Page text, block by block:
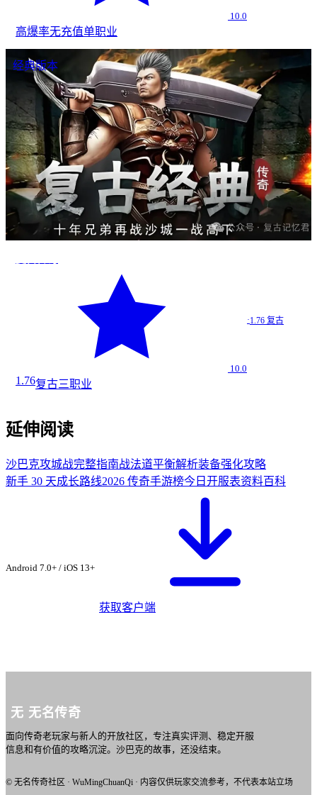
10.0
高爆率无充值单职业
经典版本
10.0
·1.76 复古
1.76复古三职业
延伸阅读
沙巴克攻城战完整指南战法道平衡解析装备强化攻略
新手 30 天成长路线2026 传奇手游榜今日开服表资料百科
Android 7.0+ / iOS 13+
获取客户端
无 无名传奇
面向传奇老玩家与新人的开放社区，专注真实评测、稳定开服
信息和有价值的攻略沉淀。沙巴克的故事，还没结束。
© 无名传奇社区 · WuMingChuanQi · 内容仅供玩家交流参考，不代表本站立场